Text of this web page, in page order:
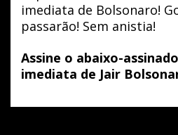
imediata de Bolsonaro!
passarão! Sem anistia!
Assine o abaixo-
imediata de Jair